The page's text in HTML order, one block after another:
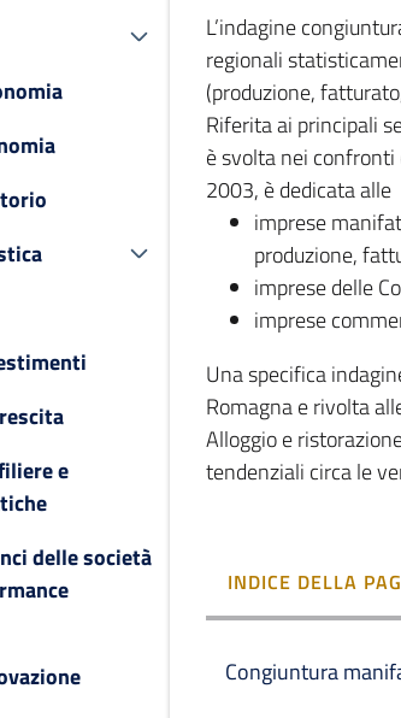
e
delle società
L’indagine
regionali
(produzione,
Riferita ai principali
è svolta nei
2003, è dedicata alle
imprese
produzione,
imprese delle
imprese
Una specifica
Romagna e rivolta
Alloggio e
tendenziali circa le
INDICE DELLA
Congiuntura